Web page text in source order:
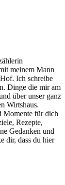
meinem Mann
Ich schreibe
Dinge die mir am
über unser ganz
Wirtshaus.
Momente für dich
Rezepte,
Gedanken und
dir, dass du hier